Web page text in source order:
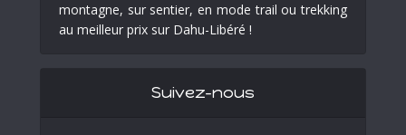
montagne, sur sentier, en mode trail ou trekking
au meilleur prix sur Dahu-Libéré !
Suivez-nous